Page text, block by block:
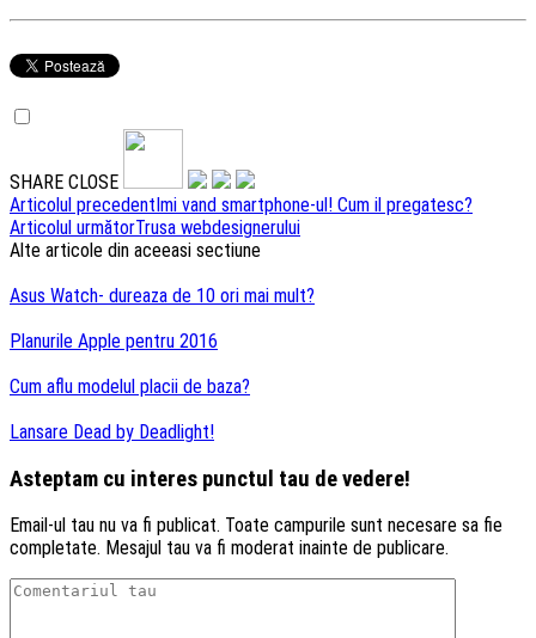
SHARE CLOSE
Navigare
articole
Articolul precedentImi vand smartphone-ul! Cum il pregatesc?
Articolul următorTrusa webdesignerului
Alte articole din aceeasi sectiune
Asus Watch- dureaza de 10 ori mai mult?
Planurile Apple pentru 2016
Cum aflu modelul placii de baza?
Lansare Dead by Deadlight!
Asteptam cu interes punctul tau de vedere!
Email-ul tau nu va fi publicat. Toate campurile sunt necesare sa fie
completate. Mesajul tau va fi moderat inainte de publicare.